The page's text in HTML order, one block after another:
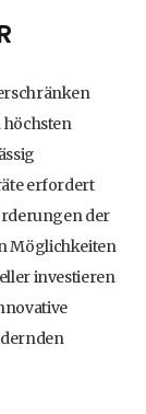
höchsten
erfordert
der
Möglichkeiten
investieren